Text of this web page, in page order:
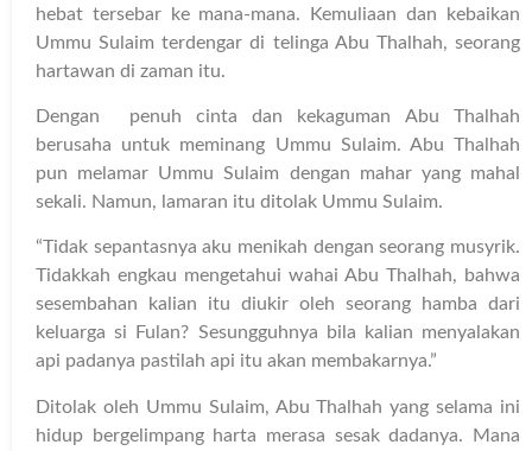
hebat tersebar ke mana-mana. Kemuliaan dan kebaikan
Ummu Sulaim terdengar di telinga Abu Thalhah, seorang
hartawan di zaman itu.
Dengan penuh cinta dan kekaguman Abu Thalhah
berusaha untuk meminang Ummu Sulaim. Abu Thalhah
pun melamar Ummu Sulaim dengan mahar yang mahal
sekali. Namun, lamaran itu ditolak Ummu Sulaim.
“Tidak sepantasnya aku menikah dengan seorang musyrik.
Tidakkah engkau mengetahui wahai Abu Thalhah, bahwa
sesembahan kalian itu diukir oleh seorang hamba dari
keluarga si Fulan? Sesungguhnya bila kalian menyalakan
api padanya pastilah api itu akan membakarnya.”
Ditolak oleh Ummu Sulaim, Abu Thalhah yang selama ini
hidup bergelimpang harta merasa sesak dadanya. Mana